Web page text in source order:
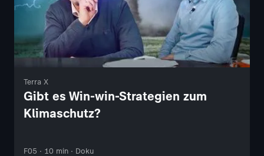
Terra X
Gibt es Win-win-Strategien zum
Klimaschutz?
F05 · 10 min · Doku